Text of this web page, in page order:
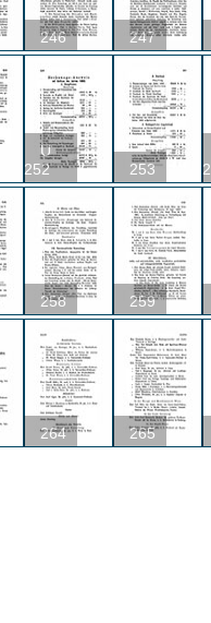
246 247
U
252
253
258 259
264 265